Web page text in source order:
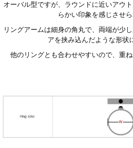
オーバル型ですが、ラウンドに近いアウ
らかい印象を感じさせら
リングアームは細身の角丸で、両端が少
アを挟み込んだような形状
他のリングとも合わせやすいので、重